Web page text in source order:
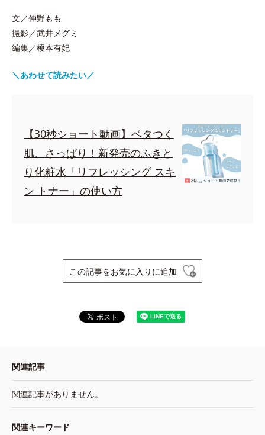
文／仲野もも
撮影／武井メグミ
編集／榎本有妃
＼あわせて読みたい／
【30秒ショート動画】ベタつく
肌、さっぱり！新発売のふきと
り化粧水「リフレッシング スキ
ン トナー」の使い方
この記事をお気に入りに追加
関連記事
関連記事がありません。
関連キーワード